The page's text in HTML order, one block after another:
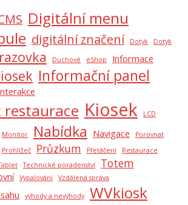
Digitální menu
digitální značení Dotyk Dotyk
Duchové eShop Informace
Informační panel
restaurace Kiosek LCD
Monitor Nabídka Navigace
Porovnat
Prohlížeč Průzkum Přetáčení
Restaurace
Technické poradenství Totem
Vypalování Vzdálená správa
výhody a nevýhody WVkiosk